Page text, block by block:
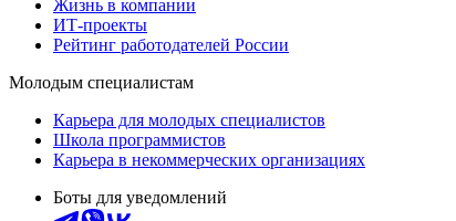
Жизнь в компании
ИТ-проекты
Рейтинг работодателей России
Молодым специалистам
Карьера для молодых специалистов
Школа программистов
Карьера в некоммерческих организациях
Боты для уведомлений